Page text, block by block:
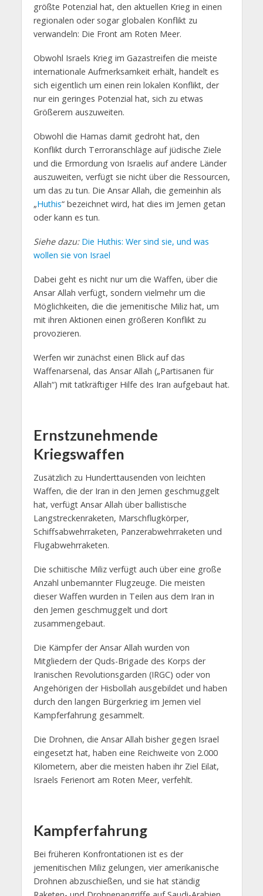
größte Potenzial hat, den aktuellen Krieg in einen
regionalen oder sogar globalen Konflikt zu
verwandeln: Die Front am Roten Meer.
Obwohl Israels Krieg im Gazastreifen die meiste
internationale Aufmerksamkeit erhält, handelt es
sich eigentlich um einen rein lokalen Konflikt, der
nur ein geringes Potenzial hat, sich zu etwas
Größerem auszuweiten.
Obwohl die Hamas damit gedroht hat, den
Konflikt durch Terroranschläge auf jüdische Ziele
und die Ermordung von Israelis auf andere Länder
auszuweiten, verfügt sie nicht über die Ressourcen,
um das zu tun. Die Ansar Allah, die gemeinhin als
„Huthis“ bezeichnet wird, hat dies im Jemen getan
oder kann es tun.
Siehe dazu: Die Huthis: Wer sind sie, und was
wollen sie von Israel
Dabei geht es nicht nur um die Waffen, über die
Ansar Allah verfügt, sondern vielmehr um die
Möglichkeiten, die die jemenitische Miliz hat, um
mit ihren Aktionen einen größeren Konflikt zu
provozieren.
Werfen wir zunächst einen Blick auf das
Waffenarsenal, das Ansar Allah („Partisanen für
Allah“) mit tatkräftiger Hilfe des Iran aufgebaut hat.
Ernstzunehmende
Kriegswaffen
Zusätzlich zu Hunderttausenden von leichten
Waffen, die der Iran in den Jemen geschmuggelt
hat, verfügt Ansar Allah über ballistische
Langstreckenraketen, Marschflugkörper,
Schiffsabwehrraketen, Panzerabwehrraketen und
Flugabwehrraketen.
Die schiitische Miliz verfügt auch über eine große
Anzahl unbemannter Flugzeuge. Die meisten
dieser Waffen wurden in Teilen aus dem Iran in
den Jemen geschmuggelt und dort
zusammengebaut.
Die Kämpfer der Ansar Allah wurden von
Mitgliedern der Quds-Brigade des Korps der
Iranischen Revolutionsgarden (IRGC) oder von
Angehörigen der Hisbollah ausgebildet und haben
durch den langen Bürgerkrieg im Jemen viel
Kampferfahrung gesammelt.
Die Drohnen, die Ansar Allah bisher gegen Israel
eingesetzt hat, haben eine Reichweite von 2.000
Kilometern, aber die meisten haben ihr Ziel Eilat,
Israels Ferienort am Roten Meer, verfehlt.
Kampferfahrung
Bei früheren Konfrontationen ist es der
jemenitischen Miliz gelungen, vier amerikanische
Drohnen abzuschießen, und sie hat ständig